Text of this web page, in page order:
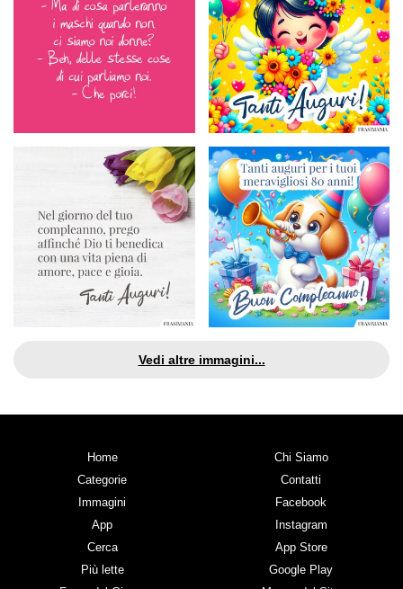
Vedi altre immagini...
Home
Categorie
Immagini
App
Cerca
Più lette
Chi Siamo
Contatti
Facebook
Instagram
App Store
Google Play